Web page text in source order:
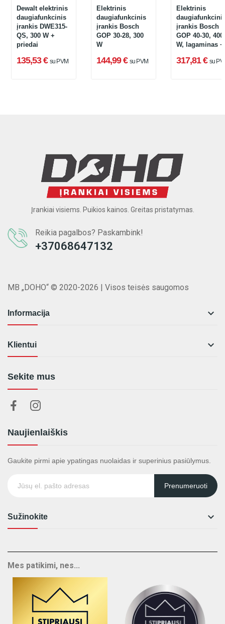
Dewalt elektrinis
daugiafunkcinis
įrankis DWE315-
QS, 300 W +
priedai
135,53 € su PVM
Elektrinis
daugiafunkcinis
įrankis Bosch
GOP 30-28, 300
W
144,99 € su PVM
Elektrinis
įrankis Bosch
GOP 40-30, 400
W, lagaminas +
317,81 € su
Įrankiai visiems. Puikios kainos. Greitas pristatymas.
Reikia pagalbos? Paskambink!
+37068647132
MB „DOHO“ © 2020-2026 | Visos teisės saugomos
Informacija 
Klientui 
Sekite mus
Naujienlaiškis
Gaukite pirmi apie ypatingas nuolaidas ir superinius pasiūlymus.
Prenumeruoti
Sužinokite 
Mes patikimi, nes...